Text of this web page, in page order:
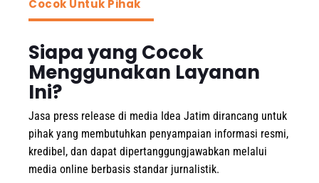
Cocok Untuk Pihak
Siapa yang Cocok
Menggunakan Layanan
Ini?
Jasa press release di media Idea Jatim dirancang untuk
pihak yang membutuhkan penyampaian informasi resmi,
kredibel, dan dapat dipertanggungjawabkan melalui
media online berbasis standar jurnalistik.